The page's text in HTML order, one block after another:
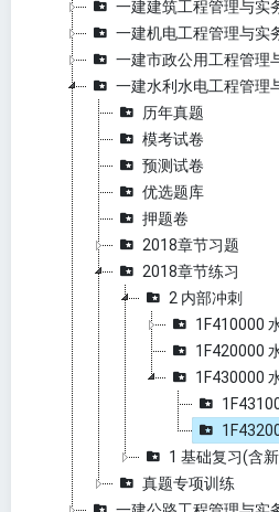
一建建筑工程管理与实
一建机电工程管理与实
一建市政公用工程管理
一建水利水电工程管理
历年真题
模考试卷
预测试卷
优选题库
押题卷
2018章节习题
2018章节练习
2 内部冲刺
1F410000
1F420000
1F430000
1 基础复习(含
真题专项训练